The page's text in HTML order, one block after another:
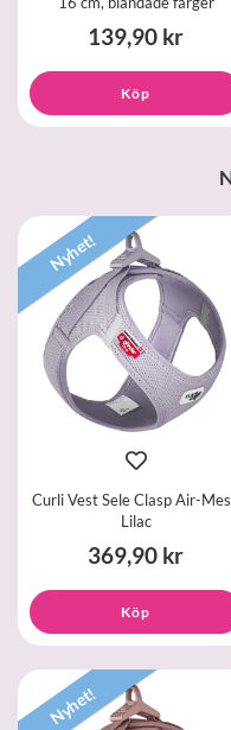
139,90 kr
Köp
Nyhet!
Curli Vest Sele Clasp Air-
Lilac
369,90 kr
Köp
Nyhet!